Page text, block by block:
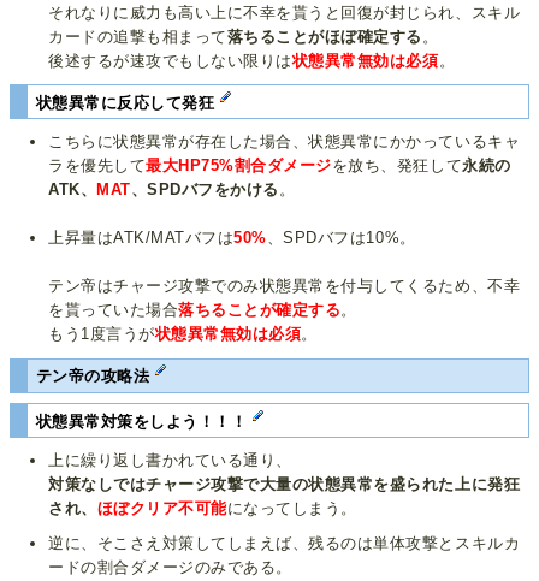
それなりに威力も高い上に不幸を貰うと回復が封じられ、スキル
カードの追撃も相まって落ちることがほぼ確定する 。
後述するが速攻でもしない限りは状態異常無効は必須。
状態異常に反応して発狂
こちらに状態異常が存在した場合、状態異常にかかっているキャ
ラを優先して最大HP75%割合ダメージを放ち、発狂して永続の
ATK、
MAT、SPDバフをかける 。
上昇量はATK/MATバフは50%、SPDバフは10%。
テン帝はチャージ攻撃でのみ状態異常を付与してくるため、不幸
を貰っていた場合落ちることが確定する。
もう1度言うが状態異常無効は必須。
テン帝の攻略法
状態異常対策をしよう！！！
上に繰り返し書かれている通り、
対策なしではチャージ攻撃で大量の状態異常を盛られた上に発狂
され、 ほぼクリア不可能になってしまう。
逆に、そこさえ対策してしまえば、残るのは単体攻撃とスキルカ
ードの割合ダメージのみである。